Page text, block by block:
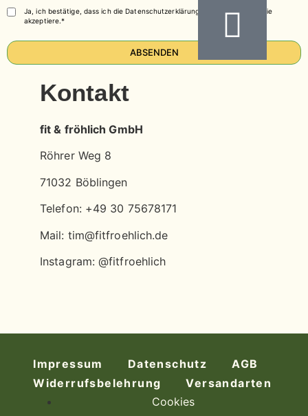
Ja, ich bestätige, dass ich die Datenschutzerklärung gelesen habe und sie
akzeptiere.*
ABSENDEN
Kontakt
fit & fröhlich GmbH
Röhrer Weg 8
71032 Böblingen
Telefon: +49 30 75678171
Mail: tim@fitfroehlich.de
Instagram: @fitfroehlich
Impressum Datenschutz
AGB
Widerrufsbelehrung
Versandarten
Cookies